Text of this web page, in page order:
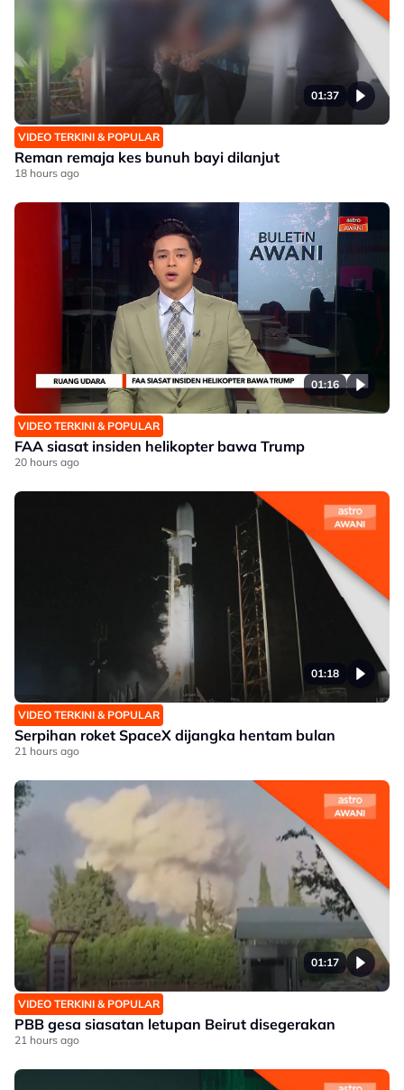
01:37
VIDEO TERKINI & POPULAR
Reman remaja kes bunuh bayi dilanjut
18 hours ago
01:16
VIDEO TERKINI & POPULAR
FAA siasat insiden helikopter bawa Trump
20 hours ago
01:18
VIDEO TERKINI & POPULAR
Serpihan roket SpaceX dijangka hentam bulan
21 hours ago
01:17
VIDEO TERKINI & POPULAR
PBB gesa siasatan letupan Beirut disegerakan
21 hours ago